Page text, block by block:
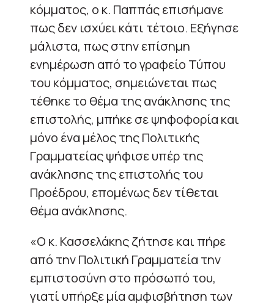
κόμματος, ο κ. Παππάς επισήμανε
πως δεν ισχύει κάτι τέτοιο. Εξήγησε
μάλιστα, πως στην επίσημη
ενημέρωση από το γραφείο Τύπου
του κόμματος, σημειώνεται πως
τέθηκε το θέμα της ανάκλησης της
επιστολής, μπήκε σε ψηφοφορία και
μόνο ένα μέλος της Πολιτικής
Γραμματείας ψήφισε υπέρ της
ανάκλησης της επιστολής του
Προέδρου, επομένως δεν τίθεται
θέμα ανάκλησης.
«Ο κ. Κασσελάκης ζήτησε και πήρε
από την Πολιτική Γραμματεία την
εμπιστοσύνη στο πρόσωπό του,
γιατί υπήρξε μία αμφισβήτηση των